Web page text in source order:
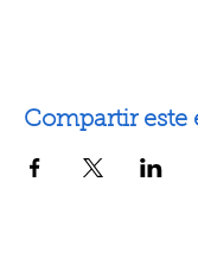
Compartir este